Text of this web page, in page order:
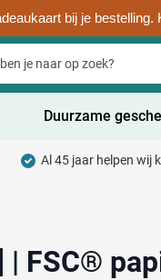
bij je bestelling.
categorie
categorie
Duurzame
Al 45 jaar helpen wij
| FSC®